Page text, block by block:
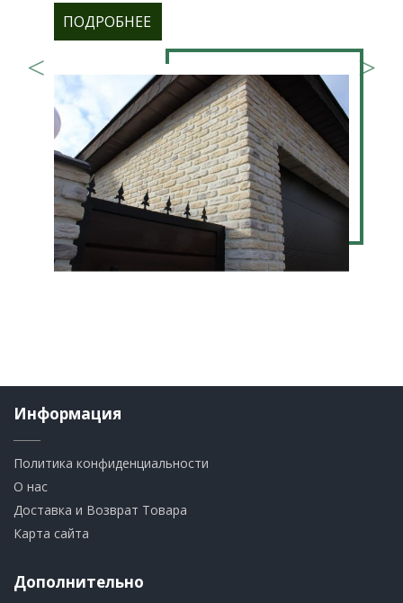
ПОДРОБНЕЕ
Информация
Политика конфиденциальности
О нас
Доставка и Возврат Товара
Карта сайта
Дополнительно